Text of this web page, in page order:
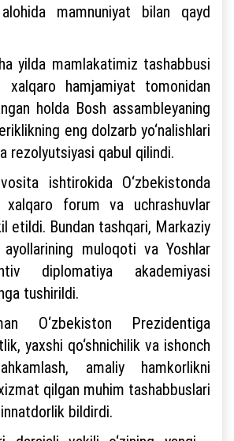
mamnuniyat bilan qayd
yilda mamlakatimiz tashabbusi
hamjamiyat tomonidan
holda Bosh assambleyaning
eng dolzarb yo‘nalishlari
rezolyutsiyasi qabul qilindi.
ishtirokida O‘zbekistonda
forum va uchrashuvlar
etildi. Bundan tashqari, Markaziy
muloqoti va Yoshlar
diplomatiya akademiyasi
tushirildi.
O‘zbekiston Prezidentiga
yaxshi qo‘shnichilik va ishonch
amaliy hamkorlikni
qilgan muhim tashabbuslari
bildirdi.